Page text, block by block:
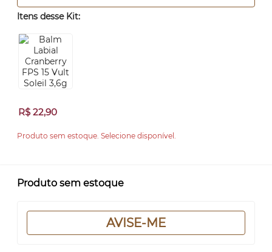
Itens desse Kit:
R$ 22,90
Produto sem estoque. Selecione disponível.
Produto sem estoque
AVISE-ME